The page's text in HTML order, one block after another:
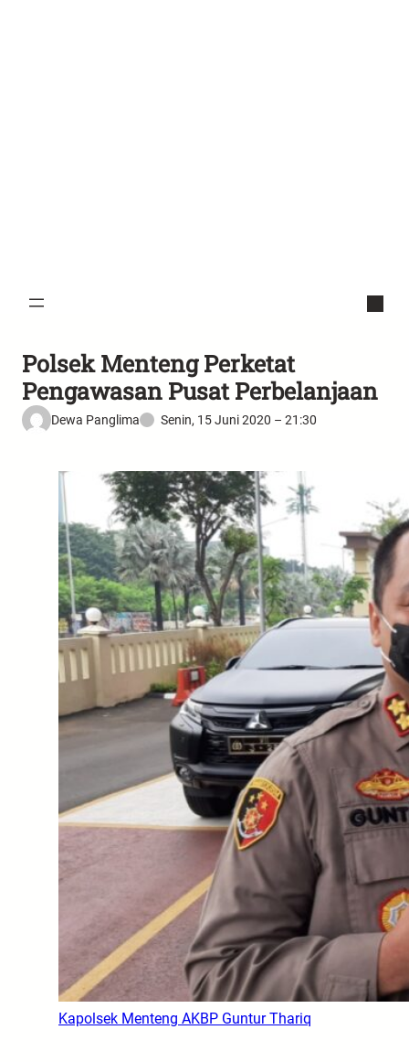
Polsek Menteng Perketat
Pengawasan Pusat Perbelanjaan
Dewa Panglima Senin, 15 Juni 2020 – 21:30
Kapolsek Menteng AKBP Guntur Thariq